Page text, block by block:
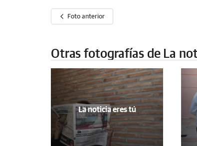
Foto anterior
Otras fotografías de La
La noticia eres tú